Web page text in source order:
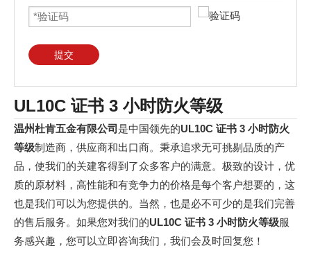
提交
UL10C 证书 3 小时防火等级
温州杜肯五金有限公司 是中国领先的UL10C 证书 3 小时防火
等级制造商，供应商和出口商。秉承追求无可挑剔品质的产
品，使我们的关建客得到了众多客户的满意。极致的设计，优
质的原材料，高性能和有竞争力的价格是每个客户想要的，这
也是我们可以为您提供的。当然，也是必不可少的是我们完善
的售后服务。如果您对我们的UL10C 证书 3 小时防火等级服
务感兴趣，您可以立即咨询我们，我们会及时回复您！